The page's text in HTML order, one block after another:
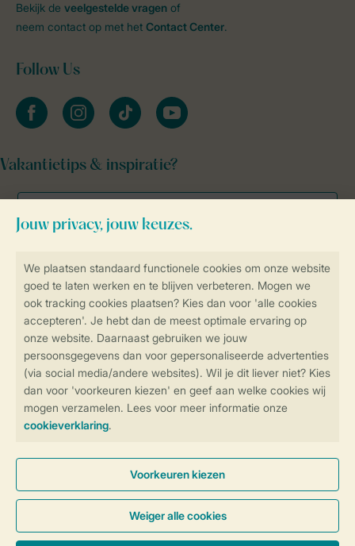
Controle over jouw gegevens &
Instellingen wijzigen
Veilig en snel online boeken
Veilige gegevensoverdracht
Veilige betaling
Bekijk de veelgestelde vragen of
neem contact op met het Contact Center.
Follow Us
facebookinstagramtiktok youtube
Vakantietips & inspiratie?
Algemene Voorwaarden Privacy Notice Cookies en banners